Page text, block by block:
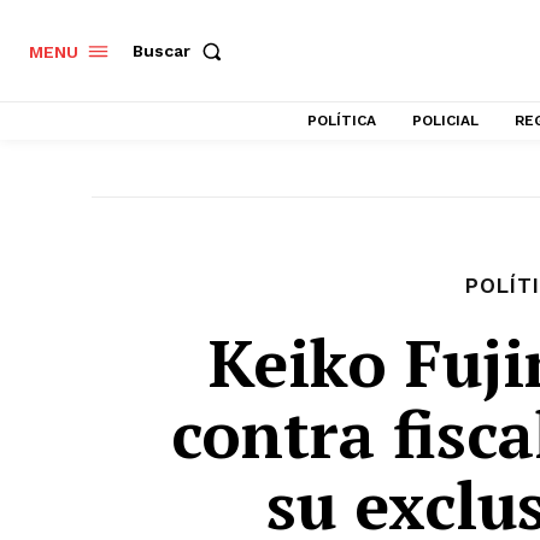
MENU Buscar
POLÍTICA POLICIAL
Keiko
contra
su